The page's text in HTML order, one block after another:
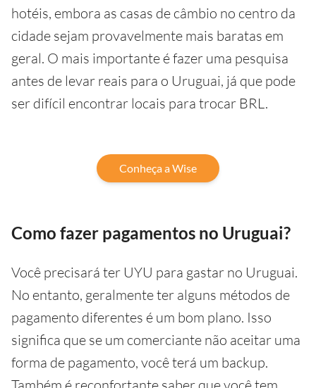
hotéis, embora as casas de câmbio no centro da
cidade sejam provavelmente mais baratas em
geral. O mais importante é fazer uma pesquisa
antes de levar reais para o Uruguai, já que pode
ser difícil encontrar locais para trocar BRL.
Conheça a Wise
Como fazer pagamentos no Uruguai?
Você precisará ter UYU para gastar no Uruguai.
No entanto, geralmente ter alguns métodos de
pagamento diferentes é um bom plano. Isso
significa que se um comerciante não aceitar uma
forma de pagamento, você terá um backup.